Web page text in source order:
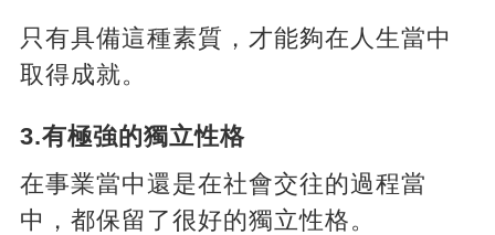
只有具備這種素質，才能夠在人生當中
取得成就。
3.有極強的獨立性格
在事業當中還是在社會交往的過程當
中，都保留了很好的獨立性格。